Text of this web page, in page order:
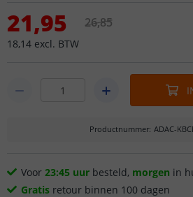
21,95
18,14 excl. BTW
26,85
Productnummer: ADAC-
Voor 23:45 uur besteld, morgen in
Gratis retour binnen 100 dagen